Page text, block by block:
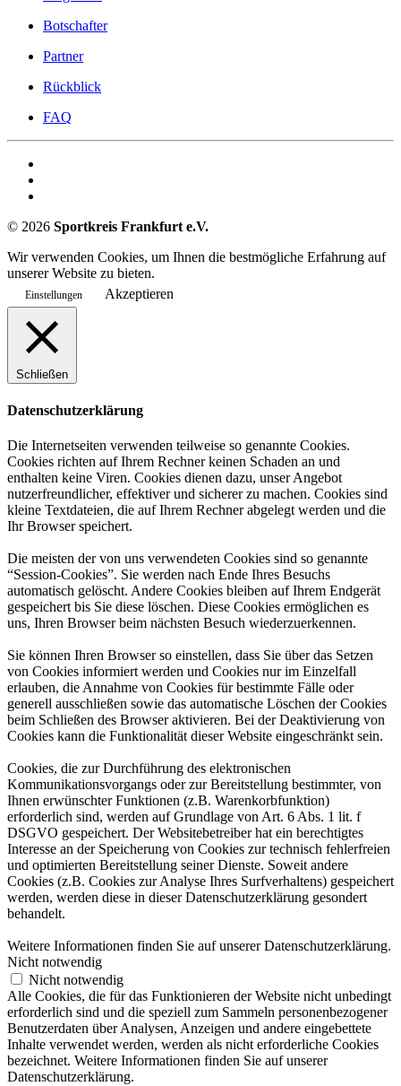
Botschafter
Partner
Rückblick
FAQ
© 2026 Sportkreis Frankfurt e.V.
Wir verwenden Cookies, um Ihnen die bestmögliche Erfahrung auf
unserer Website zu bieten.
Einstellungen Akzeptieren
Schließen
Datenschutzerklärung
Die Internetseiten verwenden teilweise so genannte Cookies.
Cookies richten auf Ihrem Rechner keinen Schaden an und
enthalten keine Viren. Cookies dienen dazu, unser Angebot
nutzerfreundlicher, effektiver und sicherer zu machen. Cookies sind
kleine Textdateien, die auf Ihrem Rechner abgelegt werden und die
Ihr Browser speichert.
Die meisten der von uns verwendeten Cookies sind so genannte
“Session-Cookies”. Sie werden nach Ende Ihres Besuchs
automatisch gelöscht. Andere Cookies bleiben auf Ihrem Endgerät
gespeichert bis Sie diese löschen. Diese Cookies ermöglichen es
uns, Ihren Browser beim nächsten Besuch wiederzuerkennen.
Sie können Ihren Browser so einstellen, dass Sie über das Setzen
von Cookies informiert werden und Cookies nur im Einzelfall
erlauben, die Annahme von Cookies für bestimmte Fälle oder
generell ausschließen sowie das automatische Löschen der Cookies
beim Schließen des Browser aktivieren. Bei der Deaktivierung von
Cookies kann die Funktionalität dieser Website eingeschränkt sein.
Cookies, die zur Durchführung des elektronischen
Kommunikationsvorgangs oder zur Bereitstellung bestimmter, von
Ihnen erwünschter Funktionen (z.B. Warenkorbfunktion)
erforderlich sind, werden auf Grundlage von Art. 6 Abs. 1 lit. f
DSGVO gespeichert. Der Websitebetreiber hat ein berechtigtes
Interesse an der Speicherung von Cookies zur technisch fehlerfreien
und optimierten Bereitstellung seiner Dienste. Soweit andere
Cookies (z.B. Cookies zur Analyse Ihres Surfverhaltens) gespeichert
werden, werden diese in dieser Datenschutzerklärung gesondert
behandelt.
Weitere Informationen finden Sie auf unserer Datenschutzerklärung.
Nicht notwendig
Nicht notwendig
Alle Cookies, die für das Funktionieren der Website nicht unbedingt
erforderlich sind und die speziell zum Sammeln personenbezogener
Benutzerdaten über Analysen, Anzeigen und andere eingebettete
Inhalte verwendet werden, werden als nicht erforderliche Cookies
bezeichnet. Weitere Informationen finden Sie auf unserer
Datenschutzerklärung.